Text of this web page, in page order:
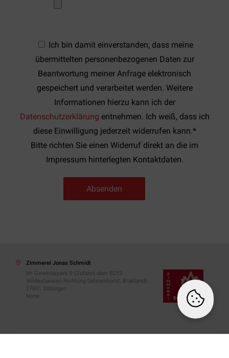
Ich bin damit einverstanden, dass meine
übermittelten personenbezogenen Daten zur
Beantwortung meiner Anfrage elektronisch
gespeichert und verarbeitet werden. Weitere
Informationen hierzu kann ich der
Datenschutzerklärung entnehmen. Ich weiß, dass ich
diese Einwilligung jederzeit widerrufen kann.*
Bitte richten Sie einen Widerruf direkt an die im
Impressum hinterlegten Kontaktdaten.
Absenden
Zimmerei Jonas Schmidt
Im Gewerbepark 9 (Zufahrt über B213
Wildeshausen Richtung Delmenhorst, Brakland) .
27801 Dötlingen
None